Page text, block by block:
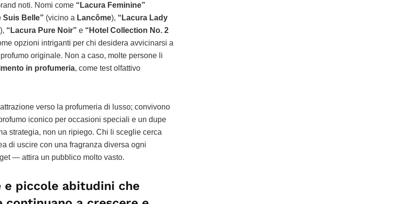
noti. Nomi come “Lacura Feminine”
Suis Belle” (vicino a Lancôme), “Lacura Lady
), “Lacura Pure Noir” e “Hotel Collection No. 2
opzioni intriganti per chi desidera avvicinarsi a
originale. Non a caso, molte persone li
in profumeria, come test olfattivo
verso la profumeria di lusso; convivono
iconico per occasioni speciali e un dupe
strategia, non un ripiego. Chi li sceglie cerca
di uscire con una fragranza diversa ogni
— attira un pubblico molto vasto.
e piccole abitudini che